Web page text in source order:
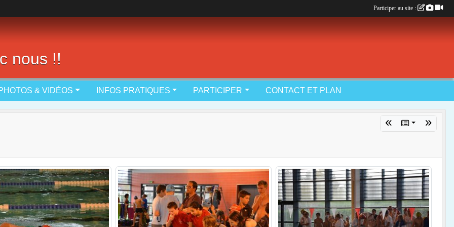
nous !!
& VIDÉOS INFOS PRATIQUES PARTICIPER CONTACT ET PLAN
Participer au site :